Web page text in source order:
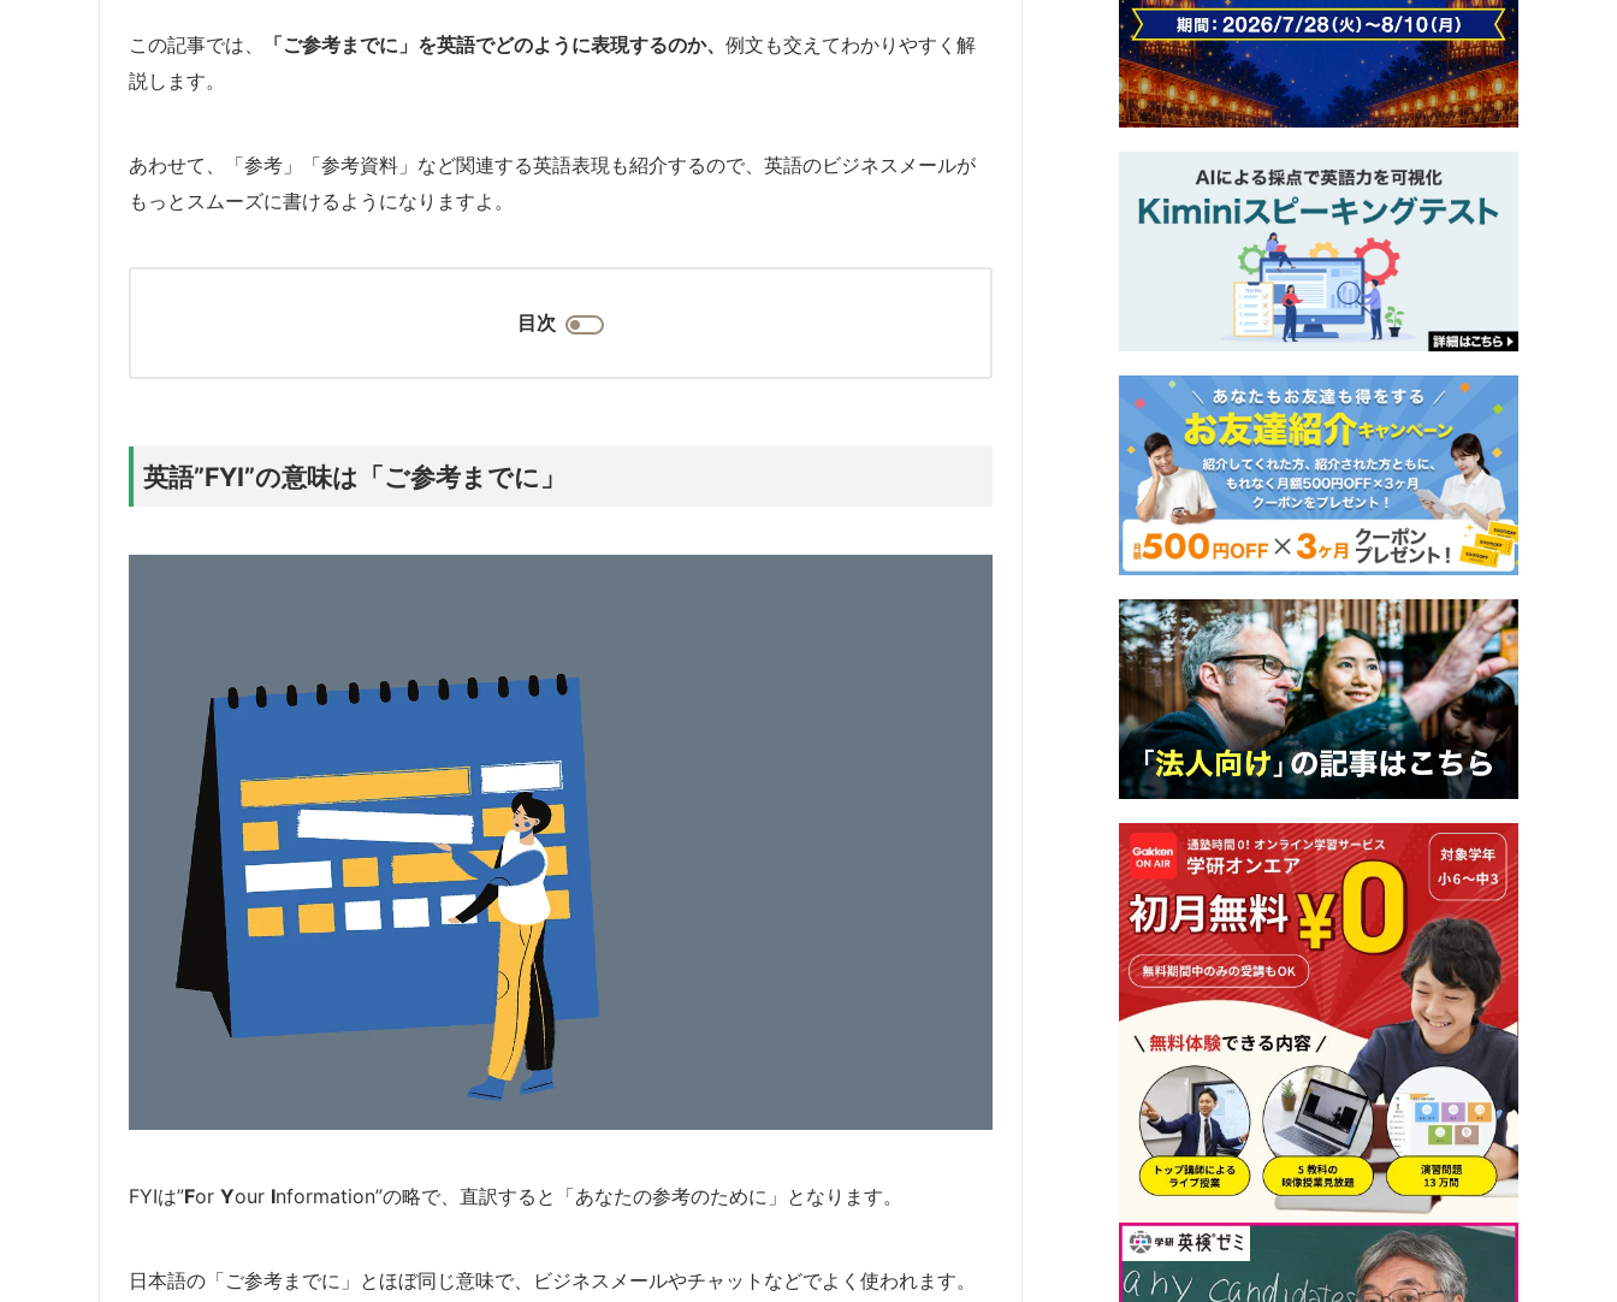
この記事では、 「ご参考までに」を英語でどのように表現するのか、 例文も交えてわかりやすく解
説します。
あわせて、「参考」「参考資料」など関連する英語表現も紹介するので、英語のビジネスメールが
もっとスムーズに書けるようになりますよ。
目次
英語”FYI”の意味は「ご参考までに」
FYIは”For Your Information”の略で、直訳すると「あなたの参考のために」となります。
日本語の「ご参考までに」とほぼ同じ意味で、ビジネスメールやチャットなどでよく使われます。